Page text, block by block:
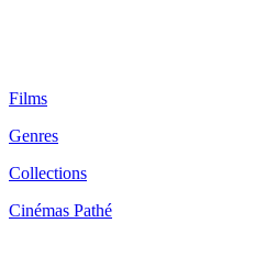
Films
Genres
Collections
Cinémas Pathé